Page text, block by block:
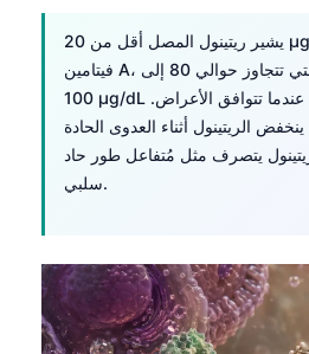
يشير ريتينول المصل أقل من 20 µg/dL عادةً إلى نقص
فيتامين A، بينما تثير المستويات التي تتجاوز حوالي 80 إلى
100 µg/dL القلق من وجود فائض عندما تتوافق الأعراض.
الريتينول أثناء العدوى الحادة
يتصرف مثل مُتفاعل طور حاد
سلبي.